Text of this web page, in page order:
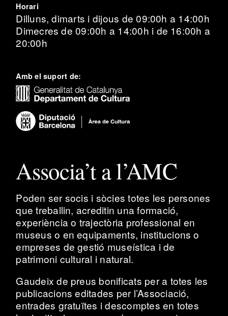
Horari
Dilluns, dimarts i dijous de 09:00h a 14:00h
Dimecres de 09:00h a 14:00h i de 16:00h a
20:00h
Amb el suport de:
Associa’t a l’AMC
Poden ser socis i sòcies totes les persones
que treballin, acreditin una formació,
experiència o trajectòria professional en
museus o en equipaments, institucions o
empreses de gestió museística i de
patrimoni cultural i natural.
Gaudeix de preus bonificats per a totes les
publicacions editades per l’Associació,
entrades gratuïtes i descomptes en totes